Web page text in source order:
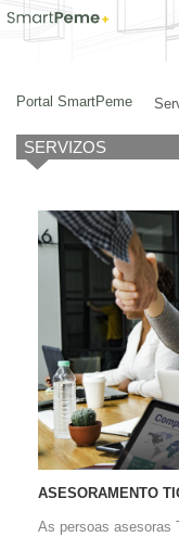
Servizos
Portal SmartPeme
SERVIZOS
ASESORAMENTO
As persoas asesoras